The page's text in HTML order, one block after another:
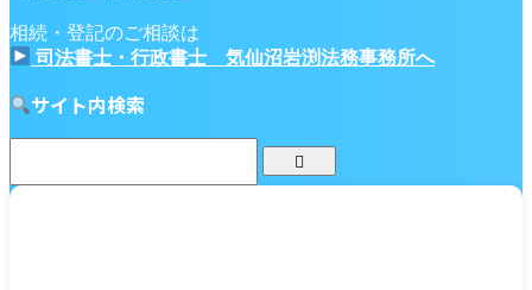
相続・登記のご相談は
司法書士・行政書士 気仙沼岩渕法務事務所へ
サイト内検索